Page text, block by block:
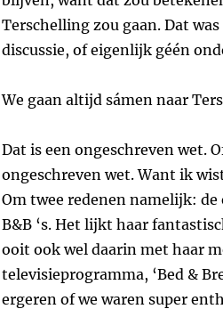
Terschelling zou gaan. Dat
discussie, of eigenlijk géén
We gaan altijd sámen naar
Dat is een ongeschreven wet.
ongeschreven wet. Want ik
Om twee redenen namelijk:
B&B ‘s. Het lijkt haar
ooit ook wel daarin met haar
televisieprogramma, ‘Bed &
ergeren of we waren super